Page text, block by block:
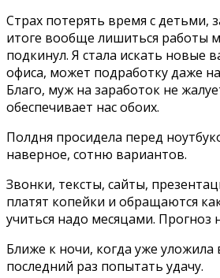
Страх потерять время с детьми,
итоге вообще лишиться работы
подкинул. Я стала искать новые
офиса, может подработку даже
Благо, муж на заработок не
обеспечивает нас обоих.
Полдня просидела перед
наверное, сотню вариантов.
Звонки, тексты, сайты,
платят копейки и обращаются
учиться надо месяцами. Прогноз
Ближе к ночи, когда уже уложила
последний раз попытать удачу.